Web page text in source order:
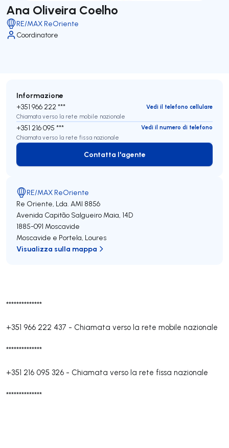
Ana Oliveira Coelho
RE/MAX ReOriente
Coordinatore
**************
+351 966 222 437 - Chiamata verso la rete mobile nazionale
**************
+351 216 095 326 - Chiamata verso la rete fissa nazionale
**************
Informazione
+351 966 222 ***
Vedi il telefono cellulare
Chiamata verso la rete mobile nazionale
+351 216 095 ***
Vedi il numero di telefono
Chiamata verso la rete fissa nazionale
Contatta l'agente
Contatta l'agente
RE/MAX ReOriente
Re Oriente, Lda. AMI 8856
Avenida Capitão Salgueiro Maia, 14D
1885-091 Moscavide
Moscavide e Portela, Loures
Visualizza sulla mappa